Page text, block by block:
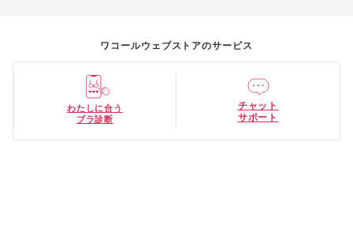
ワコールウェブストアのサービス
わたしに合う
ブラ診断
チャット
サポート